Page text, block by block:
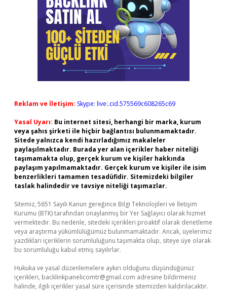
Reklam ve İletişim: Skype: live:.cid.575569c608265c69
Yasal Uyarı: Bu internet sitesi, herhangi bir marka, kurum
veya şahıs şirketi ile hiçbir bağlantısı bulunmamaktadır.
Sitede yalnızca kendi hazırladığımız makaleler
paylaşılmaktadır. Burada yer alan içerikler haber niteliği
taşımamakta olup, gerçek kurum ve kişiler hakkında
paylaşım yapılmamaktadır. Gerçek kurum ve kişiler ile isim
benzerlikleri tamamen tesadüfidir. Sitemizdeki bilgiler
taslak halindedir ve tavsiye niteliği taşımazlar.
Sitemiz, 5651 Sayılı Kanun gereğince Bilgi Teknolojileri ve İletişim
Kurumu (BTK) tarafından onaylanmış bir Yer Sağlayıcı olarak hizmet
vermektedir. Bu nedenle, sitedeki içerikleri proaktif olarak denetleme
veya araştırma yükümlülüğümüz bulunmamaktadır. Ancak, üyelerimiz
yazdıkları içeriklerin sorumluluğunu taşımakta olup, siteye üye olarak
bu sorumluluğu kabul etmiş sayılırlar.
Hukuka ve yasal düzenlemelere aykırı olduğunu düşündüğünüz
içerikleri, backlinkpanelicomtr@gmail.com adresine bildirmeniz
halinde, ilgili içerikler yasal süre içerisinde sitemizden kaldırılacaktır.